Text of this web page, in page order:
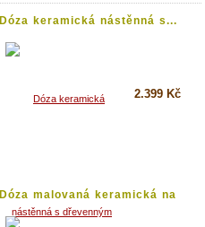
Dóza keramická nástěnná s...
2.399 Kč
Dóza malovaná keramická na
nudle...